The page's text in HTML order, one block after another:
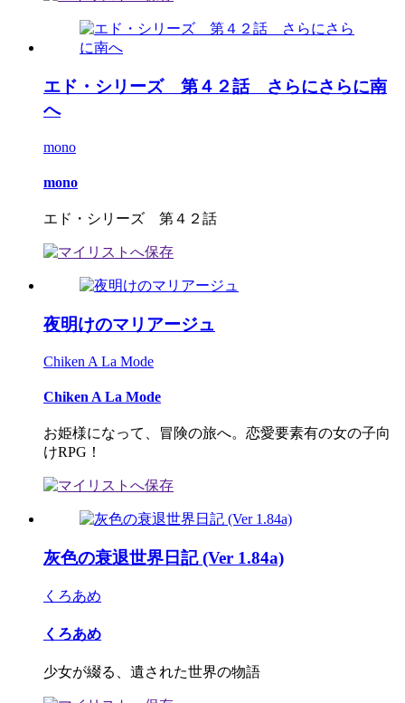
エド・シリーズ 第４２話 さらにさらに南
へ
mono
mono
エド・シリーズ 第４２話
夜明けのマリアージュ
Chiken A La Mode
Chiken A La Mode
お姫様になって、冒険の旅へ。恋愛要素有の女の子向
けRPG！
灰色の衰退世界日記 (Ver 1.84a)
くろあめ
くろあめ
少女が綴る、遺された世界の物語